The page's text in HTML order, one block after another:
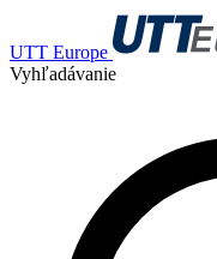
UTT Europe
Vyhľadávanie